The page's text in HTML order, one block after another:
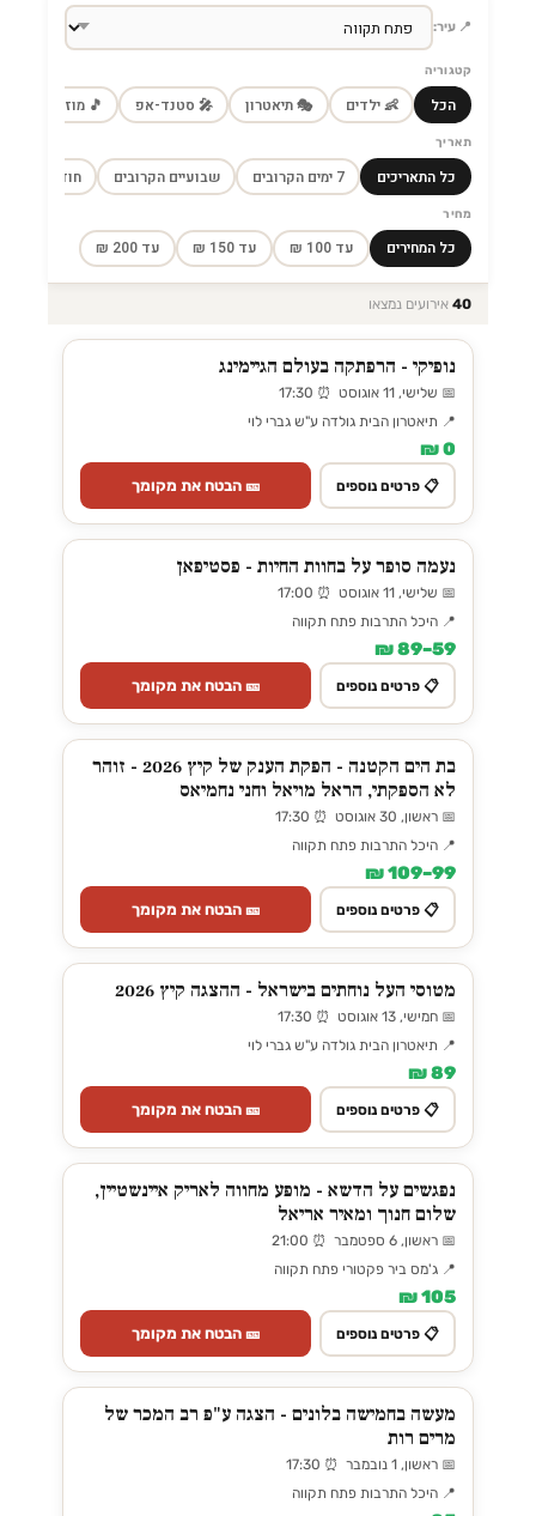
📍 עיר:
קטגוריה
הכל 👶 ילדים 🎭 תיאטרון 🎤 סטנד-אפ 🎵 מוזיקה
תאריך
כל התאריכים 7 ימים הקרובים שבועיים הקרובים חודש הקרוב
מחיר
כל המחירים עד 100 ₪ עד 150 ₪ עד 200 ₪
40 אירועים נמצאו
נופיקי - הרפתקה בעולם הגיימינג
📅 שלישי, 11 אוגוסט ⏰ 17:30
📍 תיאטרון הבית גולדה ע"ש גברי לוי
0 ₪
📋 פרטים נוספים 🎫 הבטח את מקומך
נעמה סופר על בחוות החיות - פסטיפאן
📅 שלישי, 11 אוגוסט ⏰ 17:00
📍 היכל התרבות פתח תקווה
59–89 ₪
📋 פרטים נוספים 🎫 הבטח את מקומך
בת הים הקטנה - הפקת הענק של קיץ 2026 - זוהר
לא הספקתי, הראל מויאל וחני נחמיאס
📅 ראשון, 30 אוגוסט ⏰ 17:30
📍 היכל התרבות פתח תקווה
99–109 ₪
📋 פרטים נוספים 🎫 הבטח את מקומך
מטוסי העל נוחתים בישראל - ההצגה קיץ 2026
📅 חמישי, 13 אוגוסט ⏰ 17:30
📍 תיאטרון הבית גולדה ע"ש גברי לוי
89 ₪
📋 פרטים נוספים 🎫 הבטח את מקומך
נפגשים על הדשא - מופע מחווה לאריק איינשטיין,
שלום חנוך ומאיר אריאל
📅 ראשון, 6 ספטמבר ⏰ 21:00
📍 ג'מס ביר פקטורי פתח תקווה
105 ₪
📋 פרטים נוספים 🎫 הבטח את מקומך
מעשה בחמישה בלונים - הצגה ע"פ רב המכר של
מרים רות
📅 ראשון, 1 נובמבר ⏰ 17:30
📍 היכל התרבות פתח תקווה